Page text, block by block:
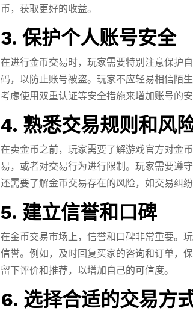
币，获取更好的收益。
3. 保护个人账号安全
在进行金币交易时，玩家需要特别注意保护
码，以防止账号被盗。玩家不应轻易相信陌
考虑使用双重认证等安全措施来增加账号的安
4. 熟悉交易规则和风
在卖金币之前，玩家需要了解游戏官方对金
易，或者对交易行为进行限制。玩家需要遵
还需要了解金币交易存在的风险，如交易纠
5. 建立信誉和口碑
在金币交易市场上，信誉和口碑非常重要。
信誉。例如，及时回复买家的咨询和订单，
留下评价和推荐，以增加自己的可信度。
6. 选择合适的交易方